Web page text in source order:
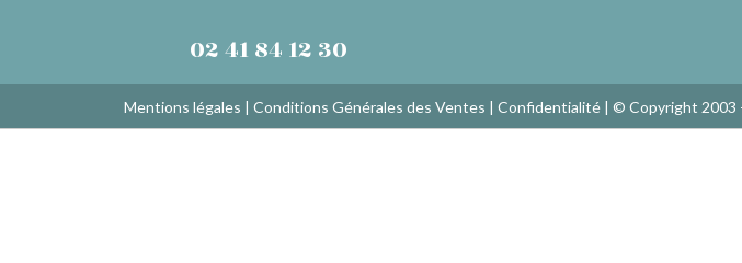
02 41 84 12 30
Mentions légales | Conditions Générales des Ventes | Confidentialité| © Copyright 2003